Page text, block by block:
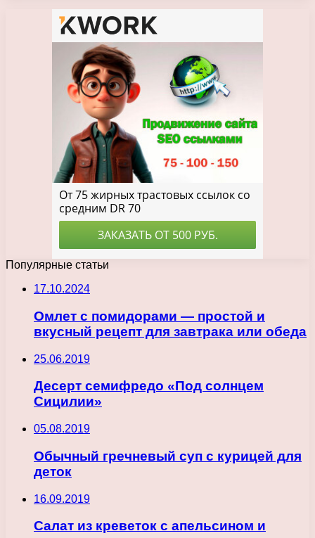
Популярные статьи
17.10.2024
Омлет с помидорами — простой и
вкусный рецепт для завтрака или обеда
25.06.2019
Десерт семифредо «Под солнцем
Сицилии»
05.08.2019
Обычный гречневый суп с курицей для
деток
16.09.2019
Салат из креветок с апельсином и